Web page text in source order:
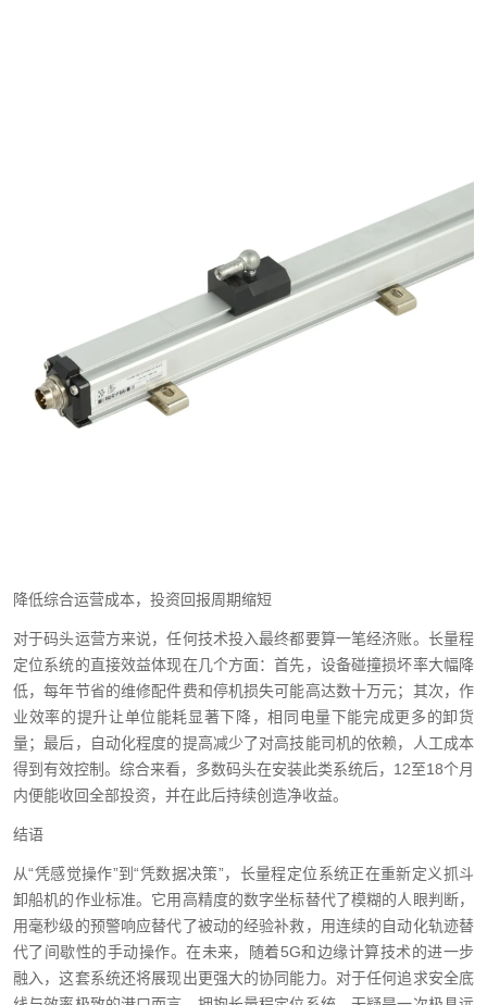
降低综合运营成本，投资回报周期缩短
对于码头运营方来说，任何技术投入最终都要算一笔经济账。长量程
定位系统的直接效益体现在几个方面：首先，设备碰撞损坏率大幅降
低，每年节省的维修配件费和停机损失可能高达数十万元；其次，作
业效率的提升让单位能耗显著下降，相同电量下能完成更多的卸货
量；最后，自动化程度的提高减少了对高技能司机的依赖，人工成本
得到有效控制。综合来看，多数码头在安装此类系统后，12至18个月
内便能收回全部投资，并在此后持续创造净收益。
结语
从“凭感觉操作”到“凭数据决策”，长量程定位系统正在重新定义抓斗
卸船机的作业标准。它用高精度的数字坐标替代了模糊的人眼判断，
用毫秒级的预警响应替代了被动的经验补救，用连续的自动化轨迹替
代了间歇性的手动操作。在未来，随着5G和边缘计算技术的进一步
融入，这套系统还将展现出更强大的协同能力。对于任何追求安全底